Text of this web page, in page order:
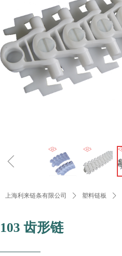
上海利来链条有限公司 ꄲ 塑料链板 ꄲ
103 齿形链
ꁆ